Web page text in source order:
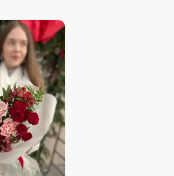
высоту